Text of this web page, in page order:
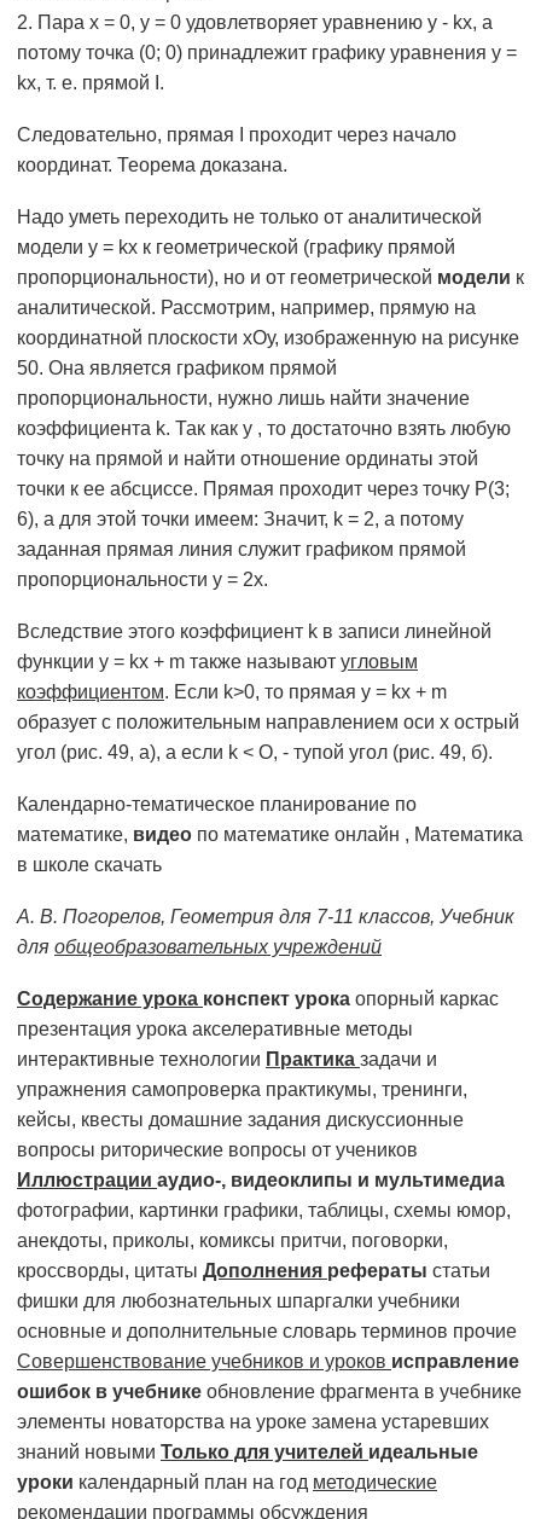
2. Пара х = 0, у = 0 удовлетворяет уравнению у - kx, а
потому точка (0; 0) принадлежит графику уравнения у =
kx, т. е. прямой I.
Следовательно, прямая I проходит через начало
координат. Теорема доказана.
Надо уметь переходить не только от аналитической
модели у = kx к геометрической (графику прямой
пропорциональности), но и от геометрической модели к
аналитической. Рассмотрим, например, прямую на
координатной плоскости хОу, изображенную на рисунке
50. Она является графиком прямой
пропорциональности, нужно лишь найти значение
коэффициента k. Так как у , то достаточно взять любую
точку на прямой и найти отношение ординаты этой
точки к ее абсциссе. Прямая проходит через точку Р(3;
6), а для этой точки имеем: Значит, k = 2, а потому
заданная прямая линия служит графиком прямой
пропорциональности у = 2х.
Вследствие этого коэффициент k в записи линейной
функции у = kx + m также называют угловым
коэффициентом. Если k>0, то прямая у = kx + m
образует с положительным направлением оси х острый
угол (рис. 49, а), а если k < О, - тупой угол (рис. 49, б).
Календарно-тематическое планирование по
математике, видео по математике онлайн , Математика
в школе скачать
А. В. Погорелов, Геометрия для 7-11 классов, Учебник
для общеобразовательных учреждений
Содержание урока конспект урока опорный каркас
презентация урока акселеративные методы
интерактивные технологии Практика задачи и
упражнения самопроверка практикумы, тренинги,
кейсы, квесты домашние задания дискуссионные
вопросы риторические вопросы от учеников
Иллюстрации аудио-, видеоклипы и мультимедиа
фотографии, картинки графики, таблицы, схемы юмор,
анекдоты, приколы, комиксы притчи, поговорки,
кроссворды, цитаты Дополнения рефераты статьи
фишки для любознательных шпаргалки учебники
основные и дополнительные словарь терминов прочие
Совершенствование учебников и уроков исправление
ошибок в учебнике обновление фрагмента в учебнике
элементы новаторства на уроке замена устаревших
знаний новыми Только для учителей идеальные
уроки календарный план на год методические
рекомендации программы обсуждения